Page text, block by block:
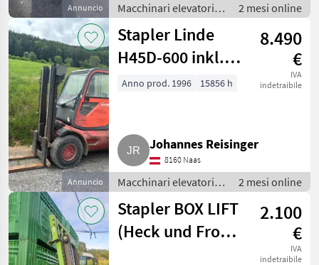
Annuncio
Macchinari elevatori e
per magazzino /
Carrelli elevatori
2 mesi online
Annuncio
Stapler Linde
H45D-600 inkl.
MwSt.
8.490
€
IVA
indetraibile
Anno prod. 1996 15856 h
Johannes Reisinger
8160 Naas
Macchinari elevatori e
per magazzino /
Carrelli elevatori
2 mesi online
Stapler BOX LIFT
(Heck und Front
2.100
€
IVA
indetraibile